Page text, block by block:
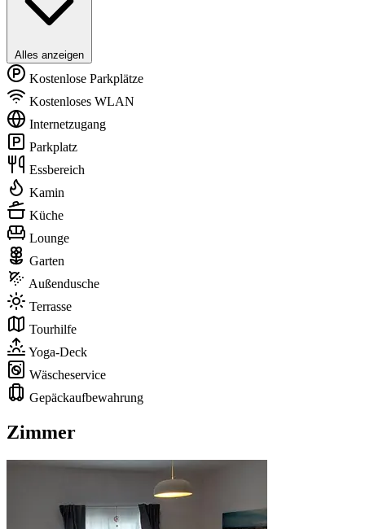
Alles anzeigen
Kostenlose Parkplätze
Kostenloses WLAN
Internetzugang
Parkplatz
Essbereich
Kamin
Küche
Lounge
Garten
Außendusche
Terrasse
Tourhilfe
Yoga-Deck
Wäscheservice
Gepäckaufbewahrung
Zimmer